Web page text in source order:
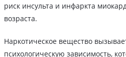
риск инсульта и инфаркта
возраста.
Наркотическое вещество
психологическую зависимость,